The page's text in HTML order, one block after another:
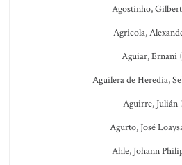
Agostinho,
Agricola,
Aguiar, Ernani
Aguilera de Heredia,
Aguirre, Julián
Agurto, José
Ahle, Johann